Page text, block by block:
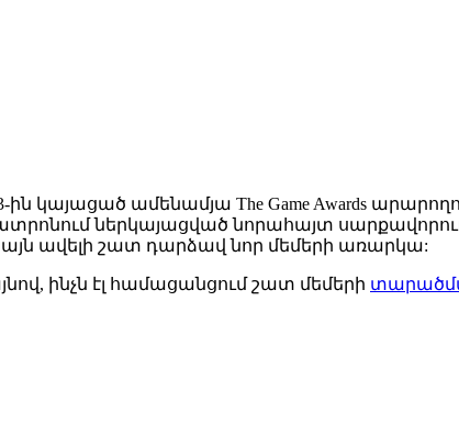
կայացած ամենամյա The Game Awards
ի թատրոնում ներկայացված նորահայտ
այն ավելի շատ դարձավ նոր մեմերի առարկա:
ինչն էլ համացանցում շատ մեմերի